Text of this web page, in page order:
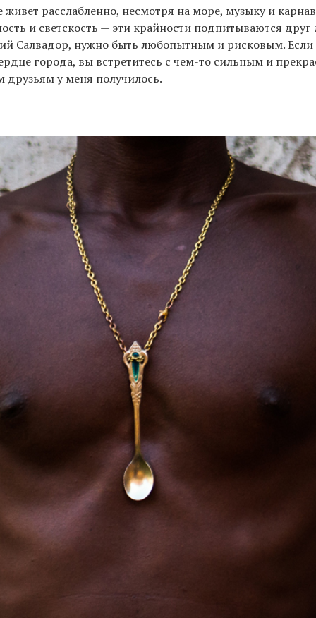
расслабленно, несмотря на море, музыку и
и светскость — эти крайности подпитываются
Салвадор, нужно быть любопытным и рисковым.
города, вы встретитесь с чем-то сильным и
друзьям у меня получилось.